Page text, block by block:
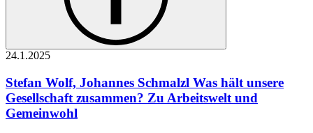
24.1.2025
Stefan Wolf, Johannes Schmalzl Was hält unsere
Gesellschaft zusammen? Zu Arbeitswelt und
Gemeinwohl